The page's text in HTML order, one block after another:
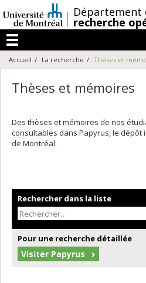
au
contenu
/Département
recherche
Menu
Accueil La recherche Thèses et
Thèses et mémoires
Des thèses et mémoires de nos
consultables dans Papyrus, le dépôt
de Montréal.
Rechercher dans la liste
Pour une recherche détaillée
Visiter Papyrus